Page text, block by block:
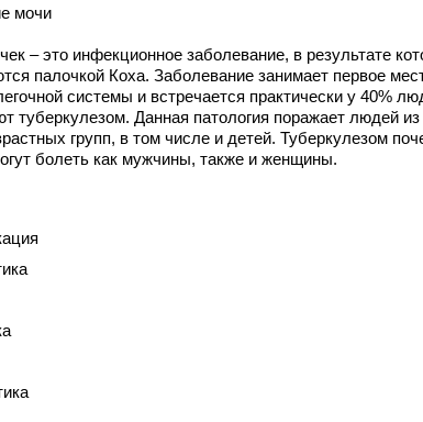
мочи
– это инфекционное заболевание, в результате
палочкой Коха. Заболевание занимает первое
системы и встречается практически у 40%
туберкулезом. Данная патология поражает людей из
групп, в том числе и детей. Туберкулезом
болеть как мужчины, также и женщины.